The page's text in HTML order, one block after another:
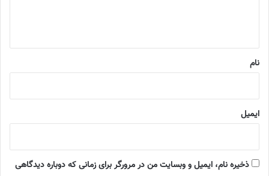
نام
ایمیل
ذخیره نام، ایمیل و وبسایت من در مرورگر برای زمانی که دوباره دیدگاهی